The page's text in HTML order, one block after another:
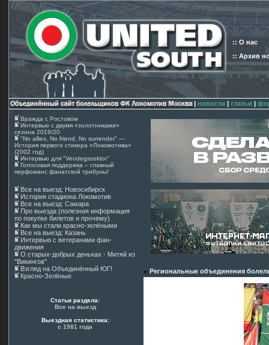
:: О нас
:: Архив
| новости | статьи |
Вражда с Ростовом
Интервью с двумя «золотниками»
сезона 2019/20
"No allies, No friend, No surrender" —
История первого стикера «Локомотива»
(2002 год)
Интервью для "Vendegszektor"
Голосовая поддержка – главный
перфоманс фанатской трибуны!
Все на выезд: Новосибирск
История стадиона Локомотив
Все на выезд: Самара
Про выезда (полезная информация
по покупке билетов и прочему)
Как мы стали красно-зелёными
Все на выезд: Казань
Интервью с ветеранами фан-
движения
О старых-добрых деньках - Митяй из
"Викингов"
Взгляд на Объединённый ЮГ!
Красно-Зелёные
Статьи раздела:
Все на выезд
Выездная статистика:
с 1981 года
Региональные объединения